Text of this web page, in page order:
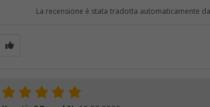
La recensione è stata tradotta automaticamente